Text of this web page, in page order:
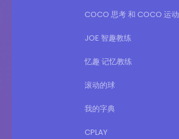
COCO 思考 和 COCO 运动
JOE 智趣教练
忆趣 记忆教练
滚动的球
我的字典
CPLAY